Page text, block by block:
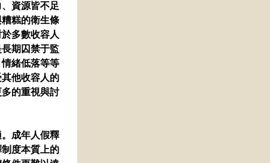
資源皆不足
糕的衛生條
多數收容人
期囚禁于監
緒低落等等
他收容人的
的重視與討
成年人假釋
度本質上的